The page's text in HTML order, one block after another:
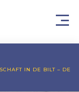
IN DE BILT – DE